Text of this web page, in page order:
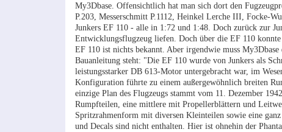
My3Dbase. Offensichtlich hat man sich dort den
P.203, Messerschmitt P.1112, Heinkel Lerche III, Focke-
Junkers EF 110 - alle in 1:72 und 1:48. Doch zurück zur
Entwicklungsflugzeug liefen. Doch über die EF 110
EF 110 ist nichts bekannt. Aber irgendwie muss
Bauanleitung steht: "Die EF 110 wurde von Junkers als
leistungsstarker DB 613-Motor untergebracht war, im
Konfiguration führte zu einem außergewöhnlich breiten
einzige Plan des Flugzeugs stammt vom 11. Dezember
Rumpfteilen, eine mittlere mit Propellerblättern und
Spritzrahmenform mit diversen Kleinteilen sowie eine
und Decals sind nicht enthalten. Hier ist ohnehin der